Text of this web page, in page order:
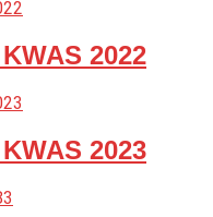
2022
2023